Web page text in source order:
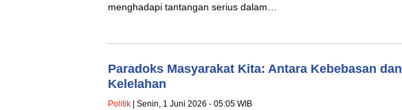
menghadapi tantangan serius dalam…
Paradoks Masyarakat Kita: Antara Kebebasan dan
Kelelahan
Politik | Senin, 1 Juni 2026 - 05:05 WIB